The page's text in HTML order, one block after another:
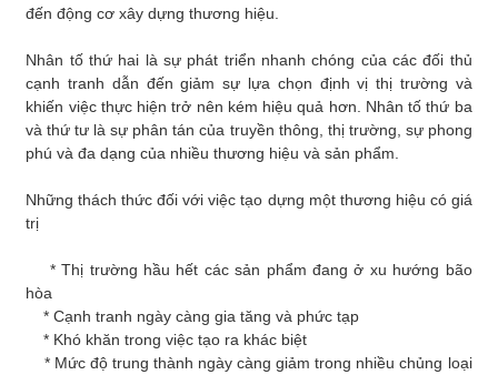
đến động cơ xây dựng thương hiệu.
Nhân tố thứ hai là sự phát triển nhanh chóng của các đối thủ
cạnh tranh dẫn đến giảm sự lựa chọn định vị thị trường và
khiến việc thực hiện trở nên kém hiệu quả hơn. Nhân tố thứ ba
và thứ tư là sự phân tán của truyền thông, thị trường, sự phong
phú và đa dạng của nhiều thương hiệu và sản phẩm.
Những thách thức đối với việc tạo dựng một thương hiệu có giá
trị
* Thị trường hầu hết các sản phẩm đang ở xu hướng bão
hòa
* Cạnh tranh ngày càng gia tăng và phức tạp
* Khó khăn trong việc tạo ra khác biệt
* Mức độ trung thành ngày càng giảm trong nhiều chủng loại